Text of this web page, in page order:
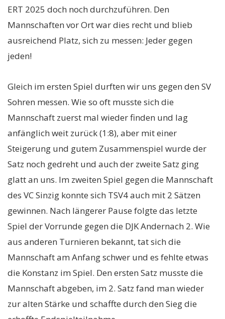
ERT 2025 doch noch durchzuführen. Den
Mannschaften vor Ort war dies recht und blieb
ausreichend Platz, sich zu messen: Jeder gegen
jeden!
Gleich im ersten Spiel durften wir uns gegen den SV
Sohren messen. Wie so oft musste sich die
Mannschaft zuerst mal wieder finden und lag
anfänglich weit zurück (1:8), aber mit einer
Steigerung und gutem Zusammenspiel wurde der
Satz noch gedreht und auch der zweite Satz ging
glatt an uns. Im zweiten Spiel gegen die Mannschaft
des VC Sinzig konnte sich TSV4 auch mit 2 Sätzen
gewinnen. Nach längerer Pause folgte das letzte
Spiel der Vorrunde gegen die DJK Andernach 2. Wie
aus anderen Turnieren bekannt, tat sich die
Mannschaft am Anfang schwer und es fehlte etwas
die Konstanz im Spiel. Den ersten Satz musste die
Mannschaft abgeben, im 2. Satz fand man wieder
zur alten Stärke und schaffte durch den Sieg die